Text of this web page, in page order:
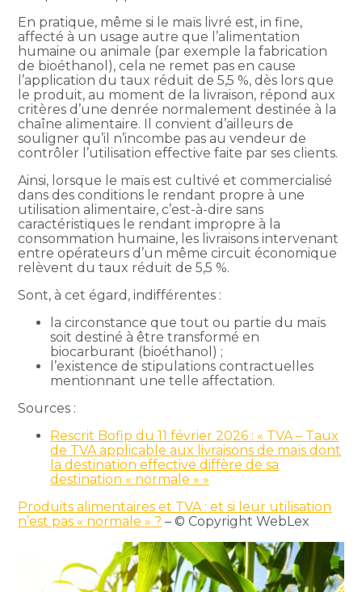
En pratique, même si le maïs livré est, in fine,
affecté à un usage autre que l’alimentation
humaine ou animale (par exemple la fabrication
de bioéthanol), cela ne remet pas en cause
l’application du taux réduit de 5,5 %, dès lors que
le produit, au moment de la livraison, répond aux
critères d’une denrée normalement destinée à la
chaîne alimentaire. Il convient d’ailleurs de
souligner qu’il n’incombe pas au vendeur de
contrôler l’utilisation effective faite par ses clients.
Ainsi, lorsque le maïs est cultivé et commercialisé
dans des conditions le rendant propre à une
utilisation alimentaire, c’est-à-dire sans
caractéristiques le rendant impropre à la
consommation humaine, les livraisons intervenant
entre opérateurs d’un même circuit économique
relèvent du taux réduit de 5,5 %.
Sont, à cet égard, indifférentes :
la circonstance que tout ou partie du maïs
soit destiné à être transformé en
biocarburant (bioéthanol) ;
l’existence de stipulations contractuelles
mentionnant une telle affectation.
Sources :
Rescrit Bofip du 11 février 2026 : « TVA – Taux
de TVA applicable aux livraisons de maïs dont
la destination effective diffère de sa
destination « normale » »
Produits alimentaires et TVA : et si leur utilisation
n’est pas « normale » ? – © Copyright WebLex